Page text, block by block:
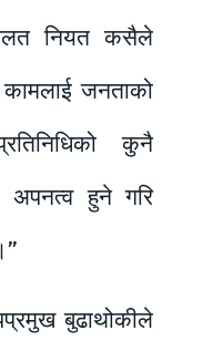
नियत कसैले
कामलाई जनताको
कुनै
अपनत्व हुने गरि
बुढाथोकीले